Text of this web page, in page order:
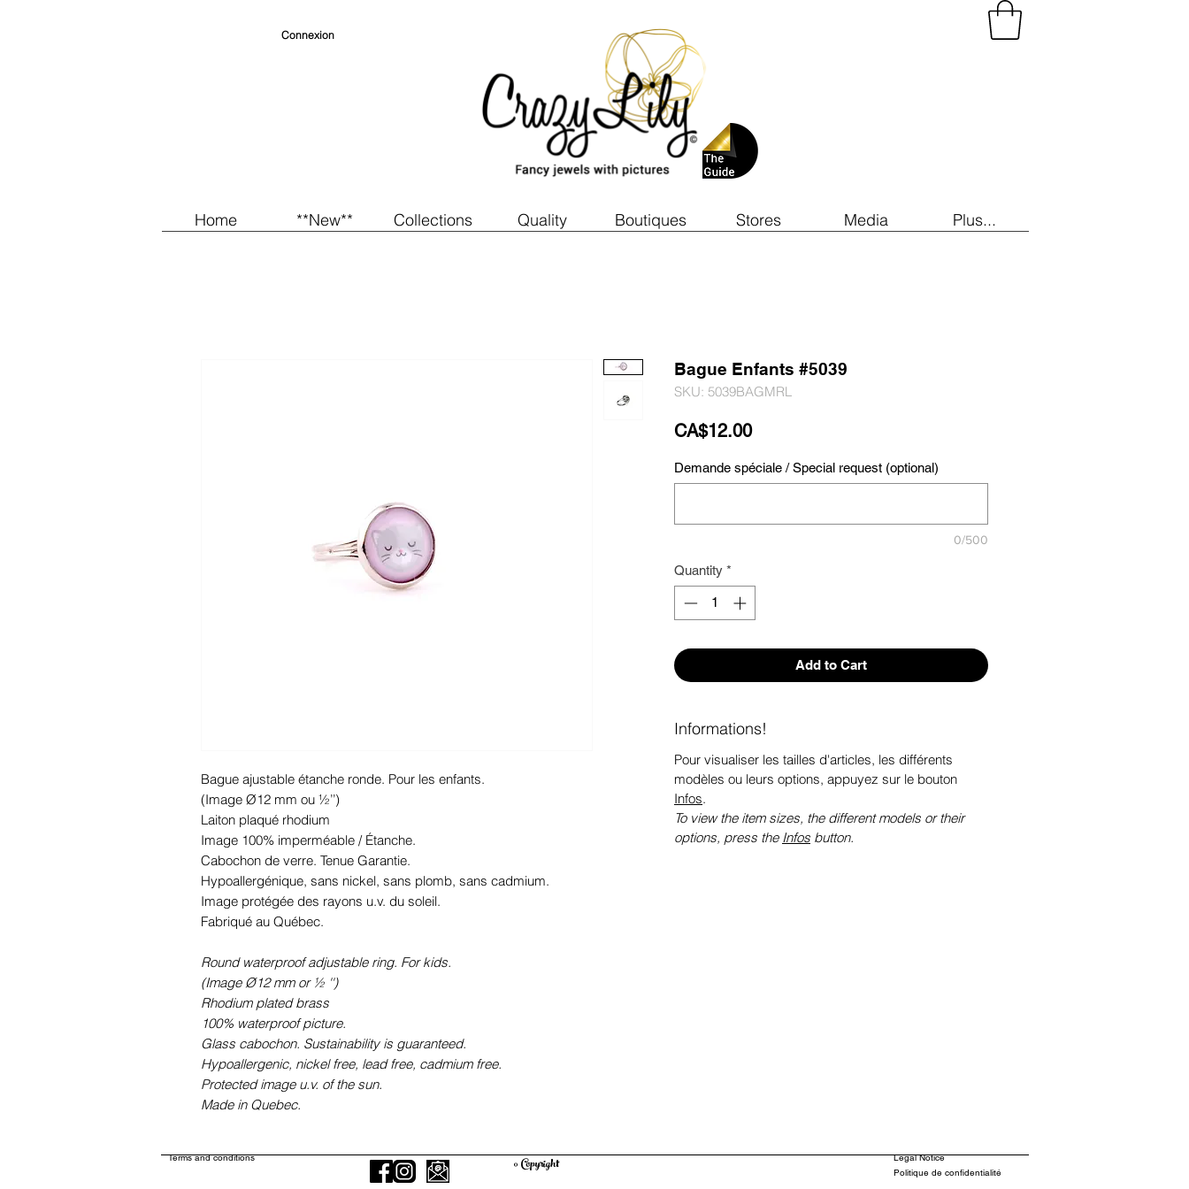
Home **New** Collections Quality Boutiques Stores Media Plus...
Connexion
Bague ajustable étanche ronde. Pour les enfants.
(Image Ø12 mm ou ½’’)
Laiton plaqué rhodium
Image 100% imperméable / Étanche.
Cabochon de verre. Tenue Garantie.
Hypoallergénique, sans nickel, sans plomb, sans cadmium.
Image protégée des rayons u.v. du soleil.
Fabriqué au Québec.
Round waterproof adjustable ring. For kids.
(Image Ø12 mm or ½ '')
Rhodium plated brass
100% waterproof picture.
Glass cabochon. Sustainability is guaranteed.
Hypoallergenic, nickel free, lead free, cadmium free.
Protected image u.v. of the sun.
Made in Quebec.
Bague Enfants #5039
SKU: 5039BAGMRL
CA$12.00Price
Demande spéciale / Special request (optional)
0/500
Quantity *
Add to Cart
Informations!
Pour visualiser les tailles d'articles, les différents
modèles ou leurs options, appuyez sur le bouton
Infos.
To view the item sizes, the different models or their
options, press the Infos button.
Legal Notice
Terms and conditions © Copyright Politique de confidentialité